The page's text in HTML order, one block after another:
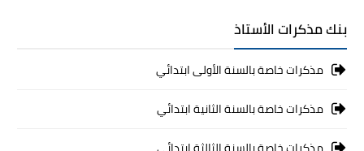
بنك مذكرات الأستاذ
مذكرات خاصة بالسنة الأولى ابتدائي
مذكرات خاصة بالسنة الثانية ابتدائي